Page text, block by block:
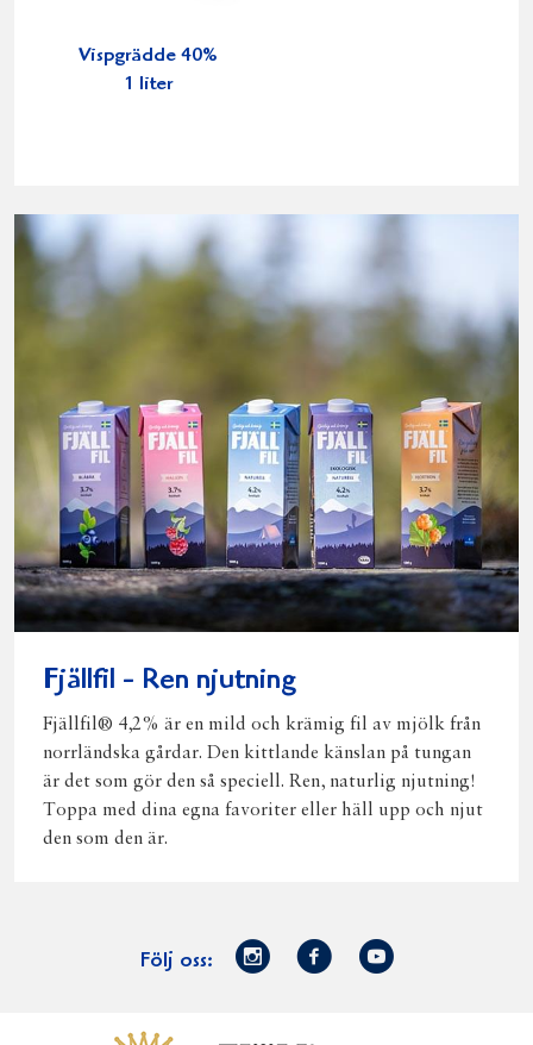
Vispgrädde 40%
1 liter
Fjällfil - Ren njutning
Fjällfil® 4,2% är en mild och krämig fil av mjölk från
norrländska gårdar. Den kittlande känslan på tungan
är det som gör den så speciell. Ren, naturlig njutning!
Toppa med dina egna favoriter eller häll upp och njut
den som den är.
Följ oss:
Norrmejerier
Facebook
Youtube
VästerbottensostFjällfil